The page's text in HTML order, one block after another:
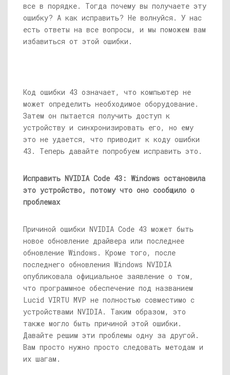
все в порядке. Тогда почему вы получаете эту
ошибку? А как исправить? Не волнуйся. У нас
есть ответы на все вопросы, и мы поможем вам
избавиться от этой ошибки.
Код ошибки 43 означает, что компьютер не
может определить необходимое оборудование.
Затем он пытается получить доступ к
устройству и синхронизировать его, но ему
это не удается, что приводит к коду ошибки
43. Теперь давайте попробуем исправить это.
Исправить NVIDIA Code 43: Windows остановила
это устройство, потому что оно сообщило о
проблемах
Причиной ошибки NVIDIA Code 43 может быть
новое обновление драйвера или последнее
обновление Windows. Кроме того, после
последнего обновления Windows NVIDIA
опубликовала официальное заявление о том,
что программное обеспечение под названием
Lucid VIRTU MVP не полностью совместимо с
устройствами NVIDIA. Таким образом, это
также могло быть причиной этой ошибки.
Давайте решим эти проблемы одну за другой.
Вам просто нужно просто следовать методам и
их шагам.